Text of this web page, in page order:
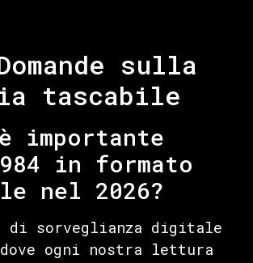
sulla
tascabile
importante
in formato
nel 2026?
di sorveglianza digitale
ogni nostra lettura